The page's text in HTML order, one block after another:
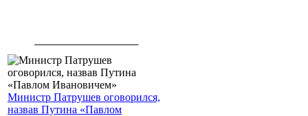
Министр Патрушев оговорился,
назвав Путина «Павлом